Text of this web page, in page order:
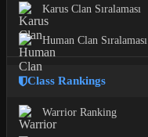
Karus Clan Sıralaması
Human Clan Sıralaması
Class Rankings
Warrior Ranking